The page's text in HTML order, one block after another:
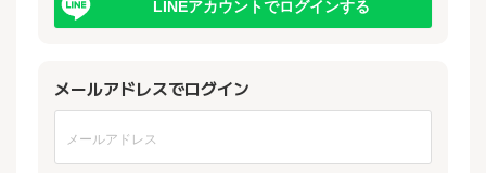
LINEアカウントでログインする
メールアドレスでログイン